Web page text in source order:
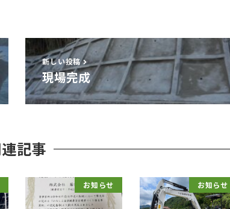
新しい投稿
現場完成
記事
お知らせ お知らせ